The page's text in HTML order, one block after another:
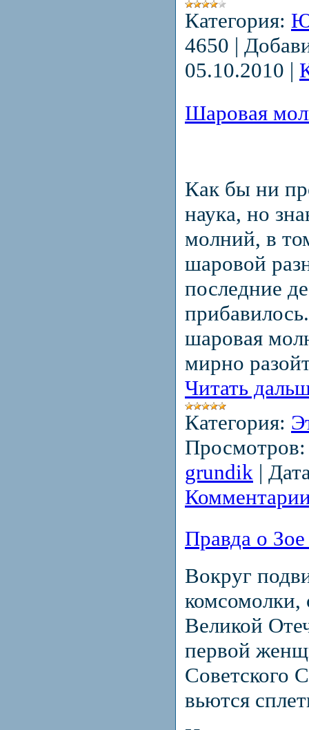
Категория:
4650 |
05.10.2010 |
Шаровая
Как бы ни
наука, но
молний, в
шаровой
последние
шаровая
мирно
Читать
Категория:
Просмотров:
grundik |
Правда о
Вокруг
комсомолки,
Великой
первой
Советского
вьются